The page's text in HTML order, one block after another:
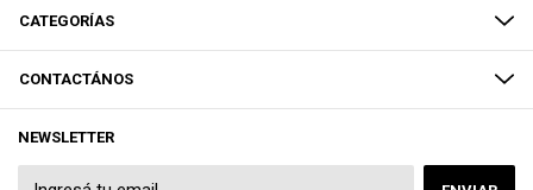
CATEGORÍAS
CONTACTÁNOS
NEWSLETTER